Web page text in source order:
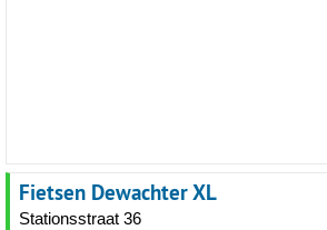
Fietsen Dewachter XL
Stationsstraat 36